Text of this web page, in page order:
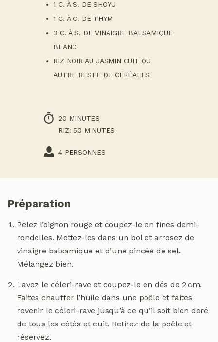
1 C. À S. DE SHOYU
1 C. À C. DE THYM
3 C. À S. DE VINAIGRE BALSAMIQUE
BLANC
RIZ NOIR AU JASMIN CUIT OU
AUTRE RESTE DE CÉRÉALES
20 MINUTES
RIZ: 50 MINUTES
4 PERSONNES
Préparation
Pelez l’oignon rouge et coupez-le en fines demi-
rondelles. Mettez-les dans un bol et arrosez de
vinaigre balsamique et d’une pincée de sel.
Mélangez bien.
Lavez le céleri-rave et coupez-le en dés de 2 cm.
Faites chauffer l’huile dans une poêle et faites
revenir le céleri-rave jusqu’à ce qu’il soit bien doré
de tous les côtés et cuit. Retirez de la poêle et
réservez.